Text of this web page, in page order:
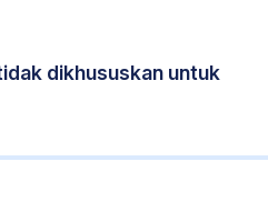
dikhususkan untuk